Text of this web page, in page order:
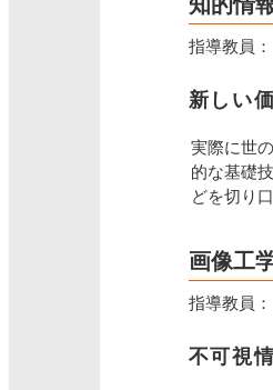
指導教
新しい
実際に世
的な基礎
どを切り
画像工
指導教
不可視